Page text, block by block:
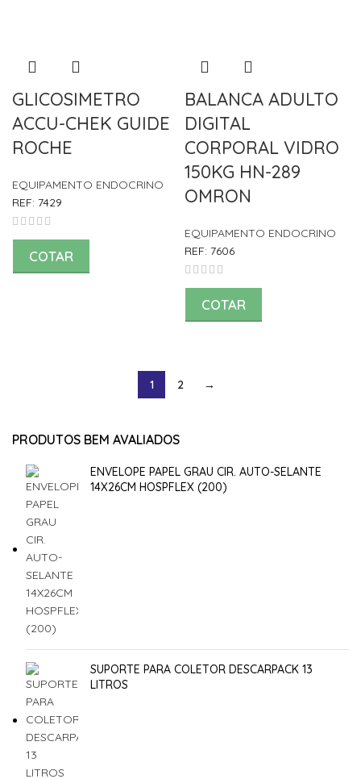
PRODUTOS BEM AVALIADOS
ENVELOPE PAPEL GRAU CIR. AUTO-SELANTE
14X26CM HOSPFLEX (200)
SUPORTE PARA COLETOR DESCARPACK 13
LITROS
GLICOSIMETRO
ACCU-CHEK GUIDE
ROCHE
EQUIPAMENTO ENDOCRINO
REF: 7429
COTAR
BALANCA ADULTO
DIGITAL
CORPORAL VIDRO
150KG HN-289
OMRON
EQUIPAMENTO ENDOCRINO
REF: 7606
COTAR
1 2 →